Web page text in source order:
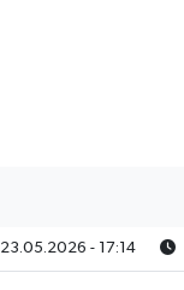
23.05.2026 - 17:14